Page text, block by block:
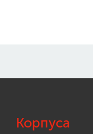
Корпуса